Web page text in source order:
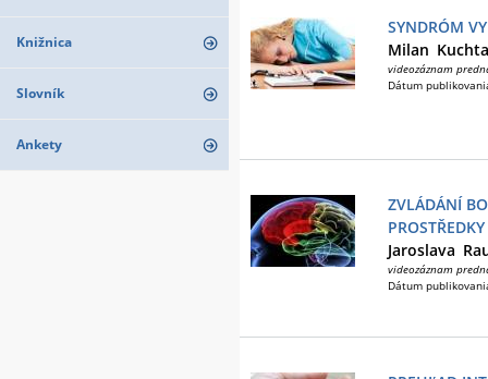
Knižnica
Slovník
Ankety
SYNDRÓM
Milan Kuchta
videozáznam
Dátum
ZVLÁDÁNÍ
PROSTŘEDKY
Jaroslava
videozáznam
Dátum